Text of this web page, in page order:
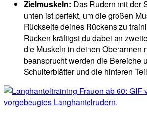
Zielmuskeln: Das Rudern mit der
unten ist perfekt, um die großen
Rückseite deines Rückens zu
Rücken kräftigst du dabei an
die Muskeln in deinen Oberarmen
beansprucht werden die Bereiche
Schulterblätter und die hinteren